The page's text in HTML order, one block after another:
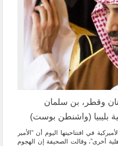
وقطر، بن سلمان
بليبيا (واشنطن بوست)
في افتتاحيتها اليوم أن “الأمير
أخرى”، وقالت الصحيفة إن الهجوم